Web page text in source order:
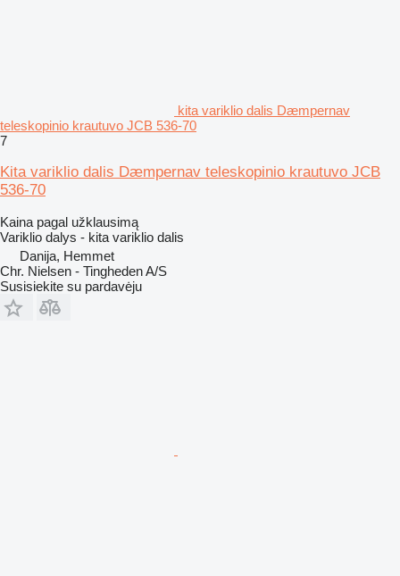
kita variklio dalis Dæmpernav
teleskopinio krautuvo JCB 536-70
7
Kita variklio dalis Dæmpernav teleskopinio krautuvo JCB
536-70
Kaina pagal užklausimą
Variklio dalys - kita variklio dalis
Danija, Hemmet
Chr. Nielsen - Tingheden A/S
Susisiekite su pardavėju